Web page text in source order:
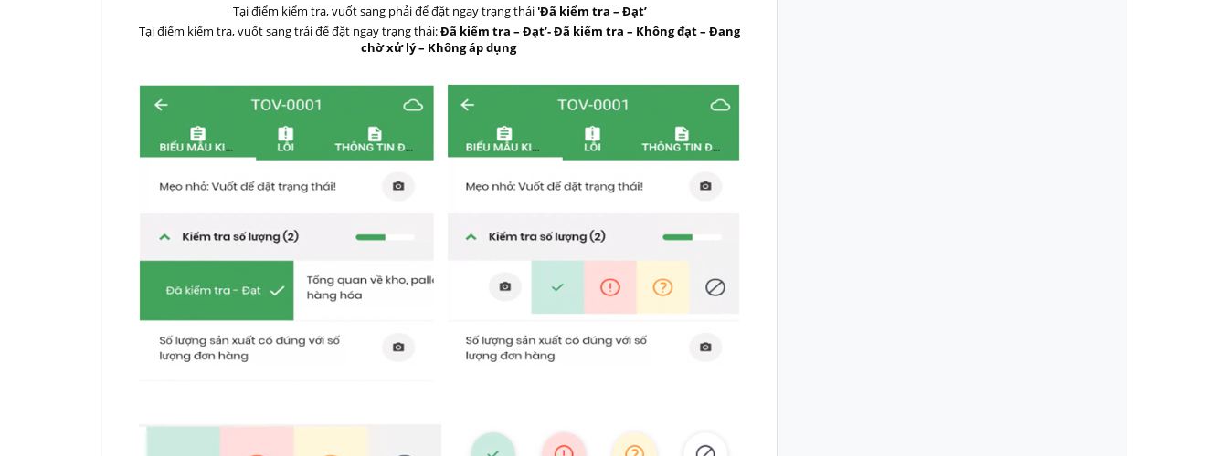
Tại điểm kiểm tra, vuốt sang phải để đặt ngay trạng thái'Đã kiểm tra – Đạt’
Tại điểm kiểm tra, vuốt sang trái để đặt ngay trạng thái:Đã kiểm tra – Đạt’-Đã kiểm tra – Không đạt–Đang
chờ xử lý – Không áp dụng